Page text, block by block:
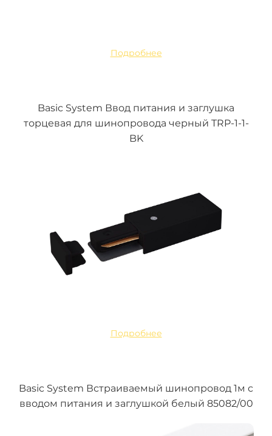
Подробнее
Basic System Ввод питания и заглушка
торцевая для шинопровода черный TRP-1-1-
BK
Подробнее
Basic System Встраиваемый шинопровод 1м с
вводом питания и заглушкой белый 85082/00